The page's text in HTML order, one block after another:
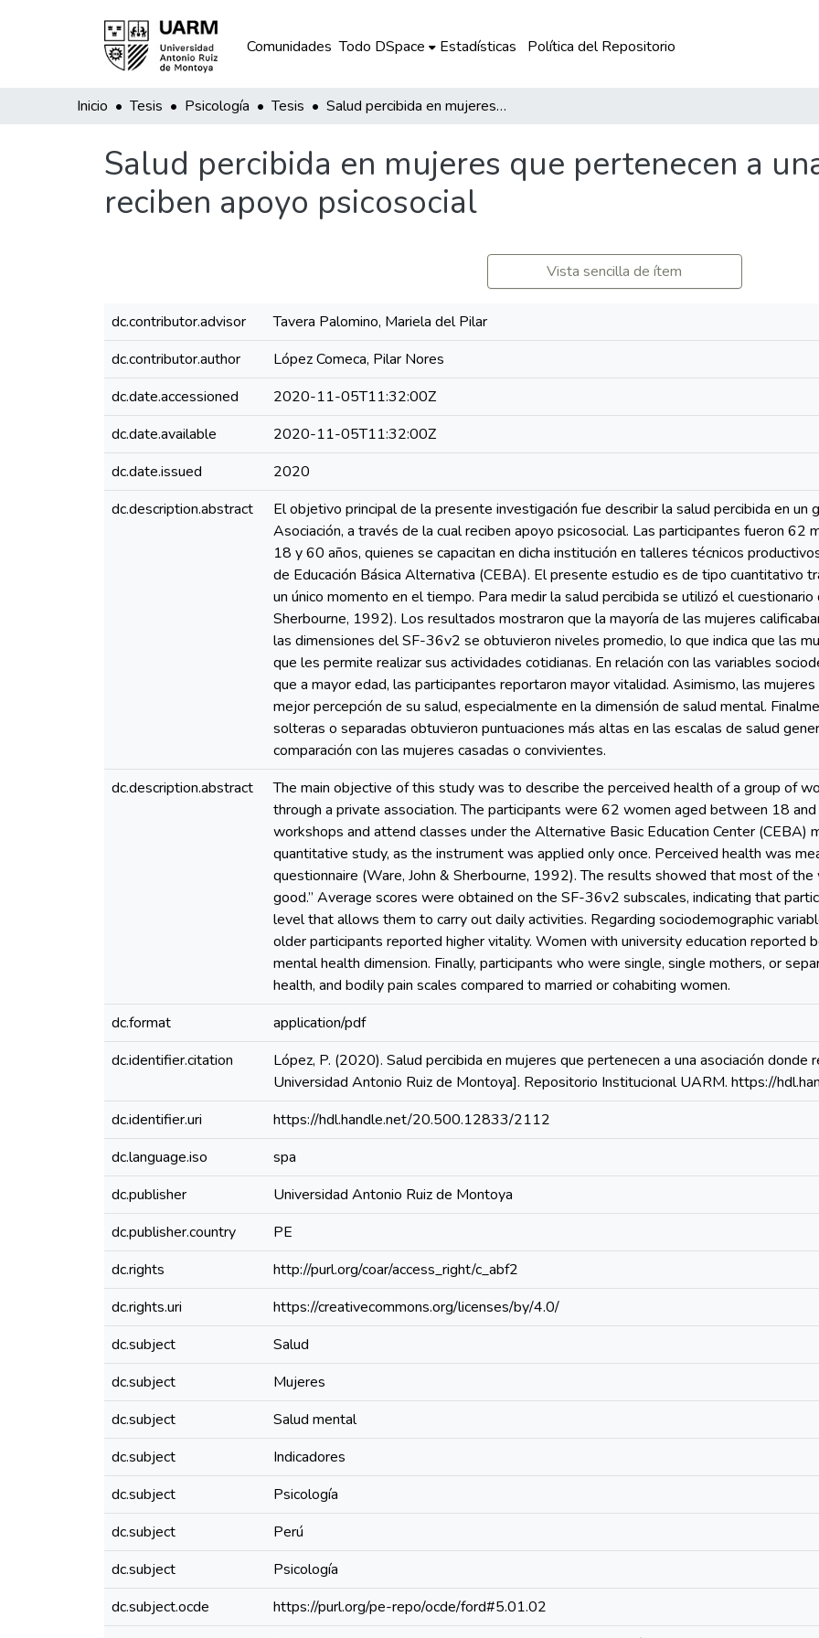
Comunidades Todo DSpace Estadísticas Política del Repositorio
Inicio Tesis Psicología Tesis Salud percibida en mujeres que pertenecen a una asociación donde reciben apoyo psicosocial
Salud percibida en mujeres que pertenecen a
reciben apoyo psicosocial
Vista sencilla de ítem
dc.contributor.advisor
Tavera Palomino, Mariela del Pilar
dc.contributor.author
López Comeca, Pilar Nores
dc.date.accessioned
2020-11-05T11:32:00Z
dc.date.available
2020-11-05T11:32:00Z
dc.date.issued
2020
dc.description.abstract
El objetivo principal de la presente investigación fue describir la salud percibida en un
Asociación, a través de la cual reciben apoyo psicosocial. Las participantes fueron 62
18 y 60 años, quienes se capacitan en dicha institución en talleres técnicos
de Educación Básica Alternativa (CEBA). El presente estudio es de tipo cuantitativo
un único momento en el tiempo. Para medir la salud percibida se utilizó el
Sherbourne, 1992). Los resultados mostraron que la mayoría de las mujeres
las dimensiones del SF-36v2 se obtuvieron niveles promedio, lo que indica que las
que les permite realizar sus actividades cotidianas. En relación con las variables
que a mayor edad, las participantes reportaron mayor vitalidad. Asimismo, las
mejor percepción de su salud, especialmente en la dimensión de salud mental.
solteras o separadas obtuvieron puntuaciones más altas en las escalas de salud
comparación con las mujeres casadas o convivientes.
dc.description.abstract
The main objective of this study was to describe the perceived health of a group of
through a private association. The participants were 62 women aged between 18
workshops and attend classes under the Alternative Basic Education Center (CEBA)
quantitative study, as the instrument was applied only once. Perceived health was
questionnaire (Ware, John & Sherbourne, 1992). The results showed that most of
good.” Average scores were obtained on the SF-36v2 subscales, indicating that
level that allows them to carry out daily activities. Regarding sociodemographic
older participants reported higher vitality. Women with university education reported
mental health dimension. Finally, participants who were single, single mothers, or
health, and bodily pain scales compared to married or cohabiting women.
dc.format
application/pdf
dc.identifier.citation
López, P. (2020). Salud percibida en mujeres que pertenecen a una asociación
Universidad Antonio Ruiz de Montoya]. Repositorio Institucional UARM. https://
dc.identifier.uri
https://hdl.handle.net/20.500.12833/2112
dc.language.iso
spa
dc.publisher
Universidad Antonio Ruiz de Montoya
dc.publisher.country
PE
dc.rights
http://purl.org/coar/access_right/c_abf2
dc.rights.uri
https://creativecommons.org/licenses/by/4.0/
dc.subject
Salud
dc.subject
Mujeres
dc.subject
Salud mental
dc.subject
Indicadores
dc.subject
Psicología
dc.subject
Perú
dc.subject
Psicología
dc.subject.ocde
https://purl.org/pe-repo/ocde/ford#5.01.02